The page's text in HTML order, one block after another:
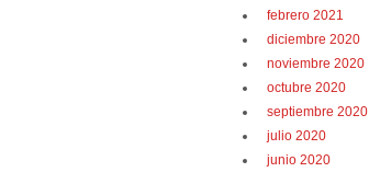
febrero 2021
diciembre 2020
noviembre 2020
octubre 2020
septiembre 2020
julio 2020
junio 2020